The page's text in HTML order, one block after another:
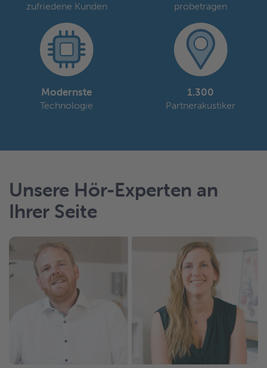
zufriedene Kunden probetragen
Modernste
Technologie
1.300
Partnerakustiker
Unsere Hör-Experten an
Ihrer Seite